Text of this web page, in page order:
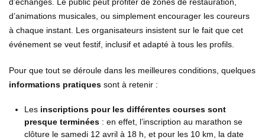
d’échanges. Le public peut profiter de zones de restauration,
d’animations musicales, ou simplement encourager les coureurs
à chaque instant. Les organisateurs insistent sur le fait que cet
événement se veut festif, inclusif et adapté à tous les profils.
Pour que tout se déroule dans les meilleures conditions, quelques
informations pratiques sont à retenir :
Les inscriptions pour les différentes courses sont
presque terminées: en effet, l’inscription au marathon se
clôture le samedi 12 avril à 18 h, et pour les 10 km, la date